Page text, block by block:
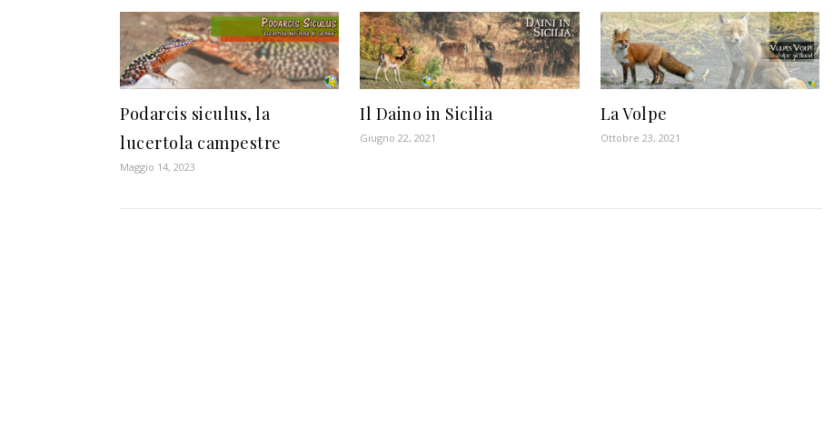
Podarcis siculus, la
lucertola campestre
Maggio 14, 2023
Il Daino in Sicilia
Giugno 22, 2021
La Volpe
Ottobre 23, 2021